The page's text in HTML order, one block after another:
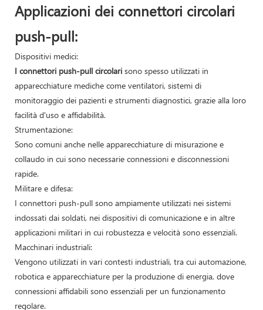
Applicazioni dei connettori circolari
push-pull:
Dispositivi medici:
I connettori push-pull circolari sono spesso utilizzati in
apparecchiature mediche come ventilatori, sistemi di
monitoraggio dei pazienti e strumenti diagnostici, grazie alla loro
facilità d'uso e affidabilità.
Strumentazione:
Sono comuni anche nelle apparecchiature di misurazione e
collaudo in cui sono necessarie connessioni e disconnessioni
rapide.
Militare e difesa:
I connettori push-pull sono ampiamente utilizzati nei sistemi
indossati dai soldati, nei dispositivi di comunicazione e in altre
applicazioni militari in cui robustezza e velocità sono essenziali.
Macchinari industriali:
Vengono utilizzati in vari contesti industriali, tra cui automazione,
robotica e apparecchiature per la produzione di energia, dove
connessioni affidabili sono essenziali per un funzionamento
regolare.